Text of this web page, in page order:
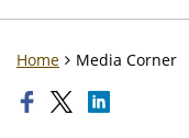
Home Media Corner